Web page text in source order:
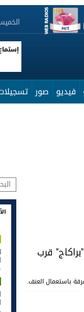
الخميس 6 أوت 2026
فيديو صور
"براكاج" قرب